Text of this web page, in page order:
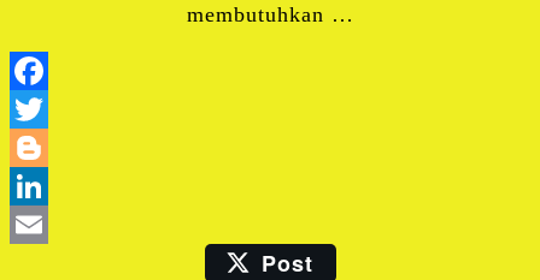
membutuhkan …
Email Post